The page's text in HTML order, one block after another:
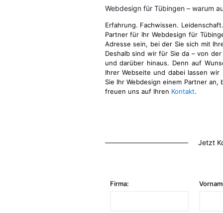
Webdesign für Tübingen – warum
Erfahrung. Fachwissen.
Partner für Ihr Webdesign für
Adresse sein, bei der Sie sich mit
Deshalb sind wir für Sie da – von
und darüber hinaus. Denn auf
Ihrer Webseite und dabei lassen
Sie Ihr Webdesign einem Partner
freuen uns auf Ihren Kontakt.
Jetzt
Firma: